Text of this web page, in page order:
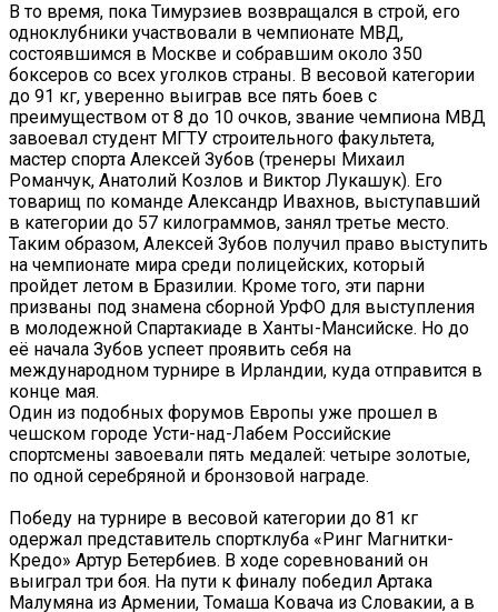
В то время, пока Тимурзиев возвращался в строй, его
одноклубники участвовали в чемпионате МВД,
состоявшимся в Москве и собравшим около 350
боксеров со всех уголков страны. В весовой категории
до 91 кг, уверенно выиграв все пять боев с
преимуществом от 8 до 10 очков, звание чемпиона МВД
завоевал студент МГТУ строительного факультета,
мастер спорта Алексей Зубов (тренеры Михаил
Романчук, Анатолий Козлов и Виктор Лукашук). Его
товарищ по команде Александр Ивахнов, выступавший
в категории до 57 килограммов, занял третье место.
Таким образом, Алексей Зубов получил право выступить
на чемпионате мира среди полицейских, который
пройдет летом в Бразилии. Кроме того, эти парни
призваны под знамена сборной УрФО для выступления
в молодежной Спартакиаде в Ханты-Мансийске. Но до
её начала Зубов успеет проявить себя на
международном турнире в Ирландии, куда отправится в
конце мая.
Один из подобных форумов Европы уже прошел в
чешском городе Усти-над-Лабем Российские
спортсмены завоевали пять медалей: четыре золотые,
по одной серебряной и бронзовой награде.
Победу на турнире в весовой категории до 81 кг
одержал представитель спортклуба «Ринг Магнитки-
Кредо» Артур Бетербиев. В ходе соревнований он
выиграл три боя. На пути к финалу победил Артака
Малумяна из Армении, Томаша Ковача из Словакии, а в